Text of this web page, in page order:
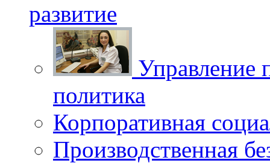
развитие
Управление
политика
Корпоративная
Производственная